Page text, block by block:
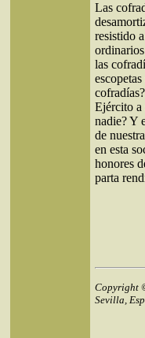
Las
resistido
las
Ejército a
nadie? Y
de
en esta
honores
parta
Copyright
Sevilla,